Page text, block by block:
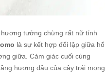
tưởng chừng rất nữ tính
là sự kết hợp đối lập giữa hổ
giữa. Cảm giác cuối cùng
hương đầu của cây trái mọng